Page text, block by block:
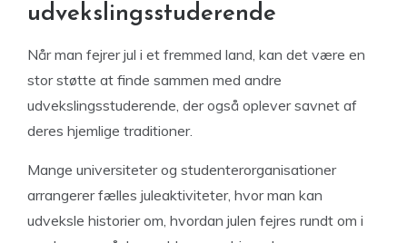
udvekslingsstuderende
Når man fejrer jul i et fremmed land, kan det være en
stor støtte at finde sammen med andre
udvekslingsstuderende, der også oplever savnet af
deres hjemlige traditioner.
Mange universiteter og studenterorganisationer
arrangerer fælles juleaktiviteter, hvor man kan
udveksle historier om, hvordan julen fejres rundt om i